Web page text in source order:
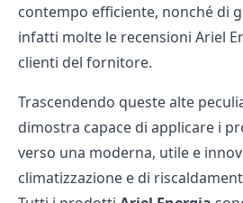
contempo efficiente, nonché di
infatti molte le recensioni Ariel
clienti del fornitore.
Trascendendo queste alte
dimostra capace di applicare i
verso una moderna, utile e
climatizzazione e di